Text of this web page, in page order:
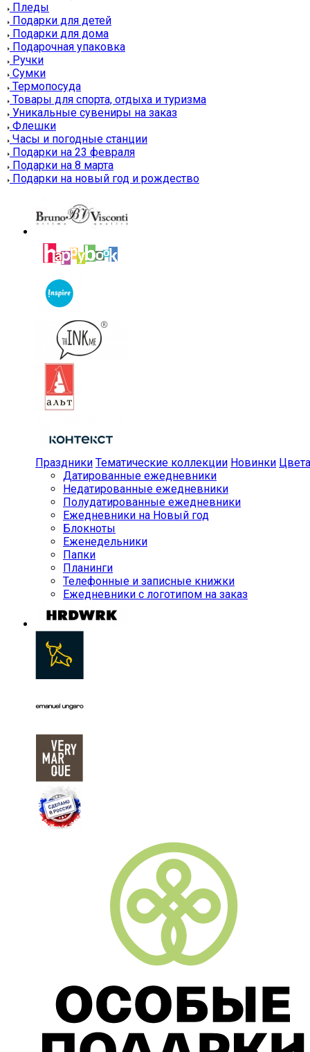
Пледы
Подарки для детей
Подарки для дома
Подарочная упаковка
Ручки
Сумки
Термопосуда
Товары для спорта, отдыха и туризма
Уникальные сувениры на заказ
Флешки
Часы и погодные станции
Подарки на 23 февраля
Подарки на 8 марта
Подарки на новый год и рождество
Праздники Тематические коллекции Новинки Цвета
Датированные ежедневники
Недатированные ежедневники
Полудатированные ежедневники
Ежедневники на Новый год
Блокноты
Еженедельники
Папки
Планинги
Телефонные и записные книжки
Ежедневники с логотипом на заказ